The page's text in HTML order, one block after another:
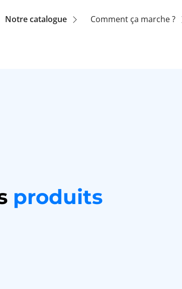
Navigation
Notre catalogue Comment ça marche ?
produits